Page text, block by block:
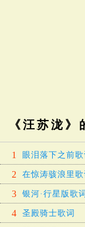
《汪苏泷》
1 眼泪落下之前歌
2 在惊涛骇浪里歌
3 银河·行星版歌词
4 圣殿骑士歌词